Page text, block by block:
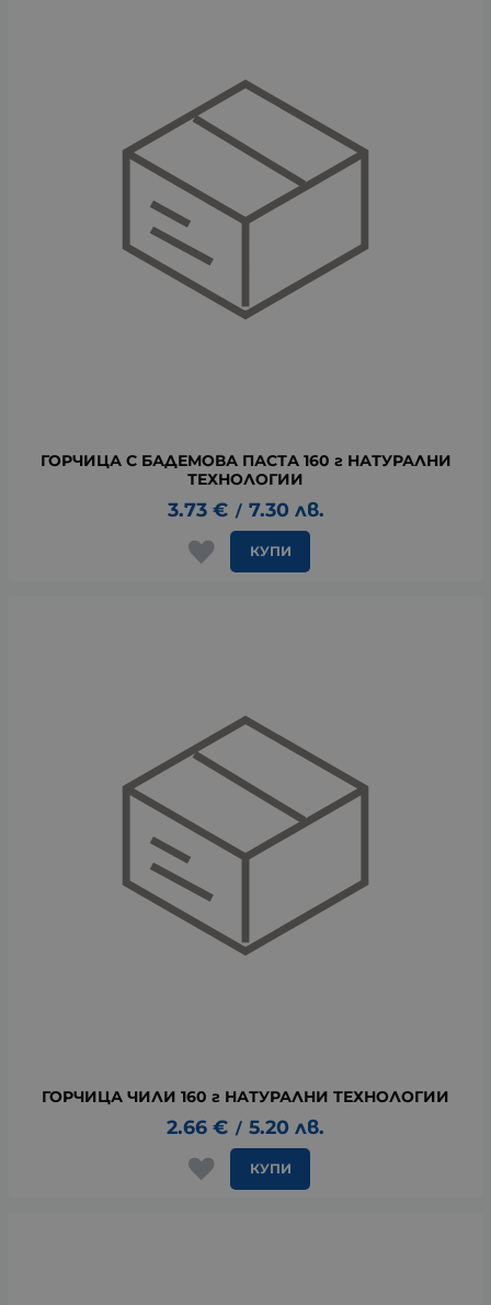
ГОРЧИЦА С БАДЕМОВА ПАСТА 160 г НАТУРАЛНИ
ТЕХНОЛОГИИ
3.73 € / 7.30 лв.
КУПИ
ГОРЧИЦА ЧИЛИ 160 г НАТУРАЛНИ ТЕХНОЛОГИИ
2.66 € / 5.20 лв.
КУПИ